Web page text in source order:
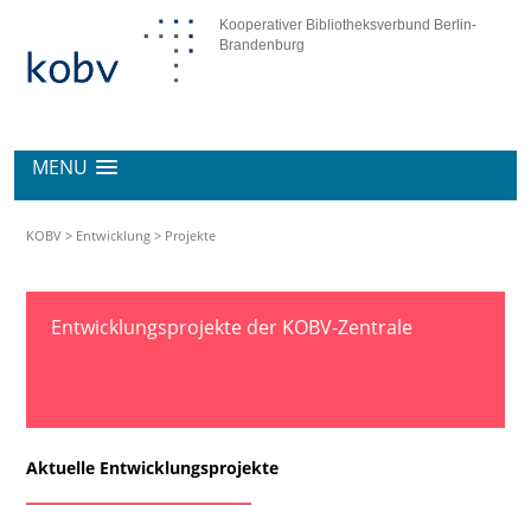
Kooperativer Bibliotheksverbund Berlin-
Brandenburg
MENU
KOBV > Entwicklung > Projekte
Entwicklungsprojekte der KOBV-Zentrale
Aktuelle Entwicklungsprojekte